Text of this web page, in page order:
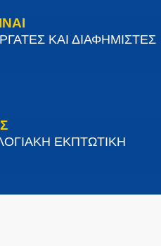
ΚΑΙ ΔΙΑΦΗΜΙΣΤΕΣ
ΕΚΠΤΩΤΙΚΗ